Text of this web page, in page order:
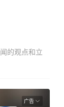
的观点和立
广告